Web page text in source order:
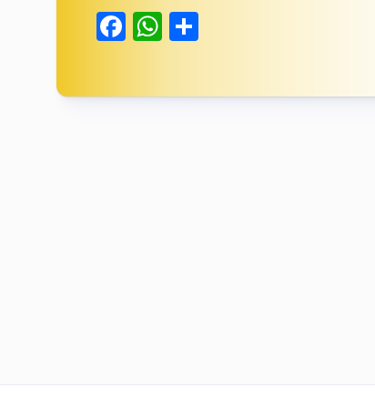
Facebook
WhatsApp